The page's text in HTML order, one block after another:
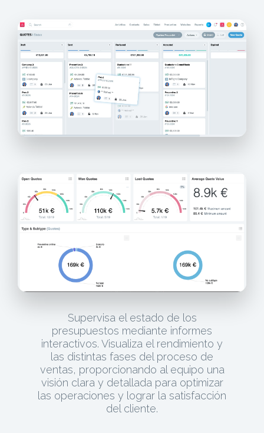
Supervisa el estado de los
presupuestos mediante informes
interactivos. Visualiza el rendimiento y
las distintas fases del proceso de
ventas, proporcionando al equipo una
visión clara y detallada para optimizar
las operaciones y lograr la satisfacción
del cliente.